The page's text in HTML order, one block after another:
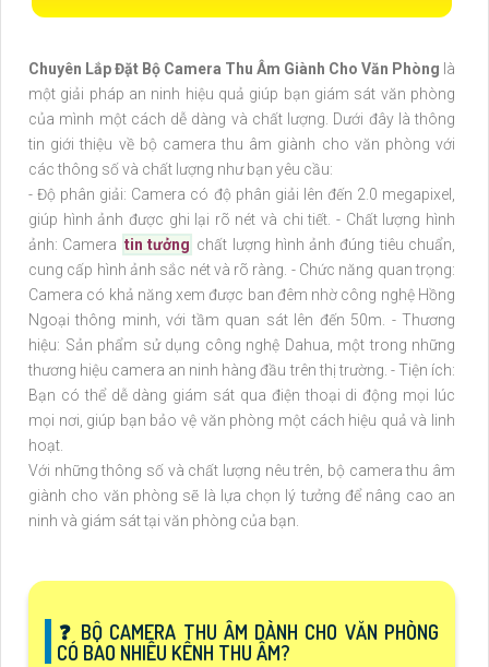
Chuyên Lắp Đặt Bộ Camera Thu Âm Giành Cho Văn Phòng là
một giải pháp an ninh hiệu quả giúp bạn giám sát văn phòng
của mình một cách dễ dàng và chất lượng. Dưới đây là thông
tin giới thiệu về bộ camera thu âm giành cho văn phòng với
các thông số và chất lượng như bạn yêu cầu:
- Độ phân giải: Camera có độ phân giải lên đến 2.0 megapixel,
giúp hình ảnh được ghi lại rõ nét và chi tiết. - Chất lượng hình
ảnh: Camera tin tưởng chất lượng hình ảnh đúng tiêu chuẩn,
cung cấp hình ảnh sắc nét và rõ ràng. - Chức năng quan trọng:
Camera có khả năng xem được ban đêm nhờ công nghệ Hồng
Ngoại thông minh, với tầm quan sát lên đến 50m. - Thương
hiệu: Sản phẩm sử dụng công nghệ Dahua, một trong những
thương hiệu camera an ninh hàng đầu trên thị trường. - Tiện ích:
Bạn có thể dễ dàng giám sát qua điện thoại di động mọi lúc
mọi nơi, giúp bạn bảo vệ văn phòng một cách hiệu quả và linh
hoạt.
Với những thông số và chất lượng nêu trên, bộ camera thu âm
giành cho văn phòng sẽ là lựa chọn lý tưởng để nâng cao an
ninh và giám sát tại văn phòng của bạn.
️❓ BỘ CAMERA THU ÂM DÀNH CHO VĂN PHÒNG
CÓ BAO NHIÊU KÊNH THU ÂM?